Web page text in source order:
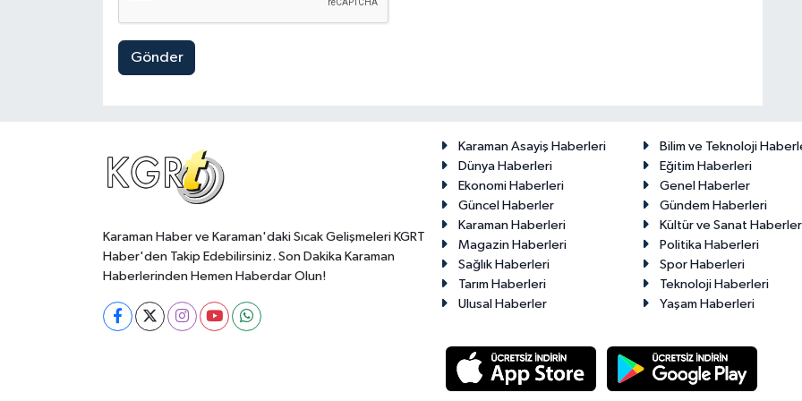
Gönder
Karaman Haber ve Karaman'daki Sıcak Gelişmeleri KGRT
Haber'den Takip Edebilirsiniz. Son Dakika Karaman
Haberlerinden Hemen Haberdar Olun!
Karaman Asayiş Haberleri
Bilim ve Teknoloji
Dünya Haberleri
Eğitim Haberleri
Ekonomi Haberleri
Genel Haberler
Güncel Haberler
Gündem Haberleri
Karaman Haberleri
Kültür ve Sanat
Magazin Haberleri
Politika Haberleri
Sağlık Haberleri
Spor Haberleri
Tarım Haberleri
Teknoloji Haberleri
Ulusal Haberler
Yaşam Haberleri